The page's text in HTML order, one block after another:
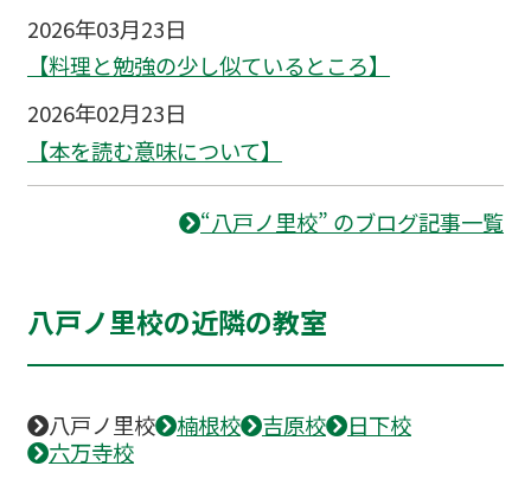
2026年03月23日
【料理と勉強の少し似ているところ】
2026年02月23日
【本を読む意味について】
“八戸ノ里校” のブログ記事一覧
八戸ノ里校の近隣の教室
八戸ノ里校 楠根校 吉原校
日下校
六万寺校